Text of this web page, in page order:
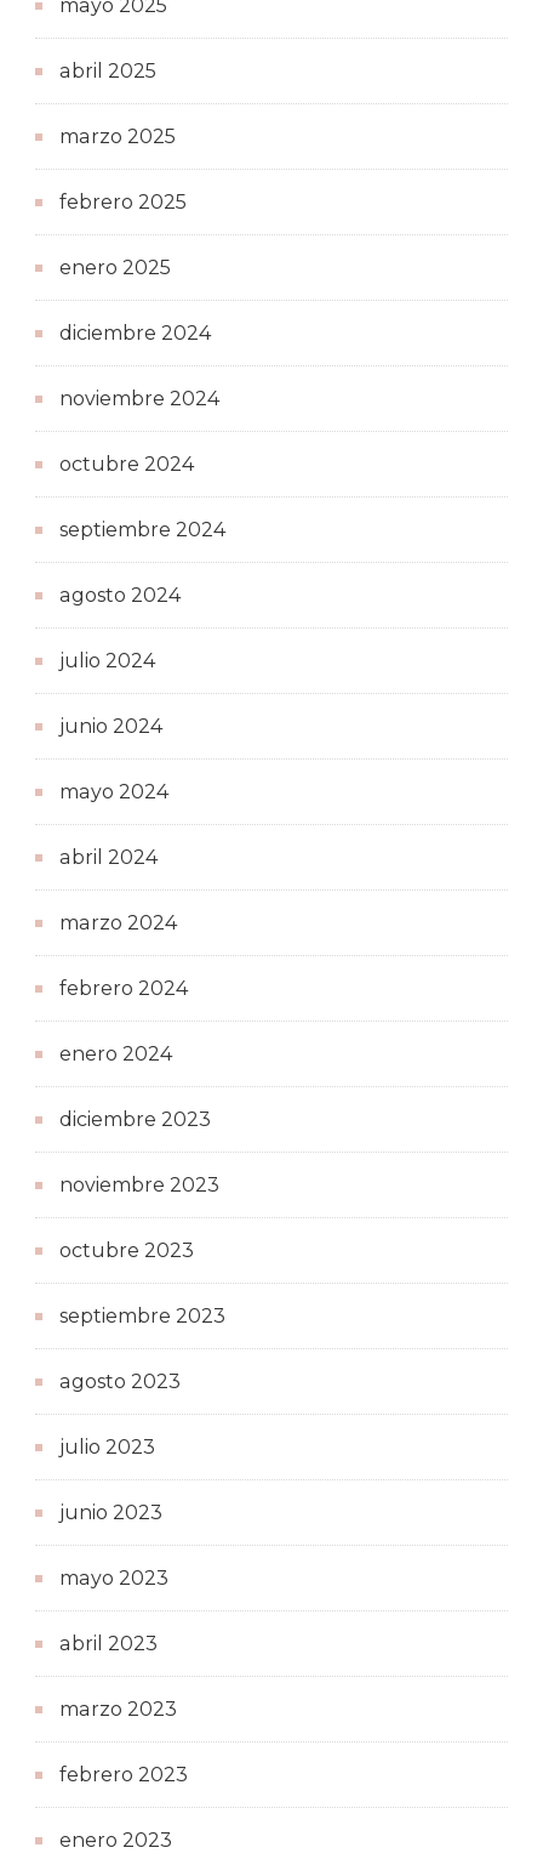
mayo 2025
abril 2025
marzo 2025
febrero 2025
enero 2025
diciembre 2024
noviembre 2024
octubre 2024
septiembre 2024
agosto 2024
julio 2024
junio 2024
mayo 2024
abril 2024
marzo 2024
febrero 2024
enero 2024
diciembre 2023
noviembre 2023
octubre 2023
septiembre 2023
agosto 2023
julio 2023
junio 2023
mayo 2023
abril 2023
marzo 2023
febrero 2023
enero 2023